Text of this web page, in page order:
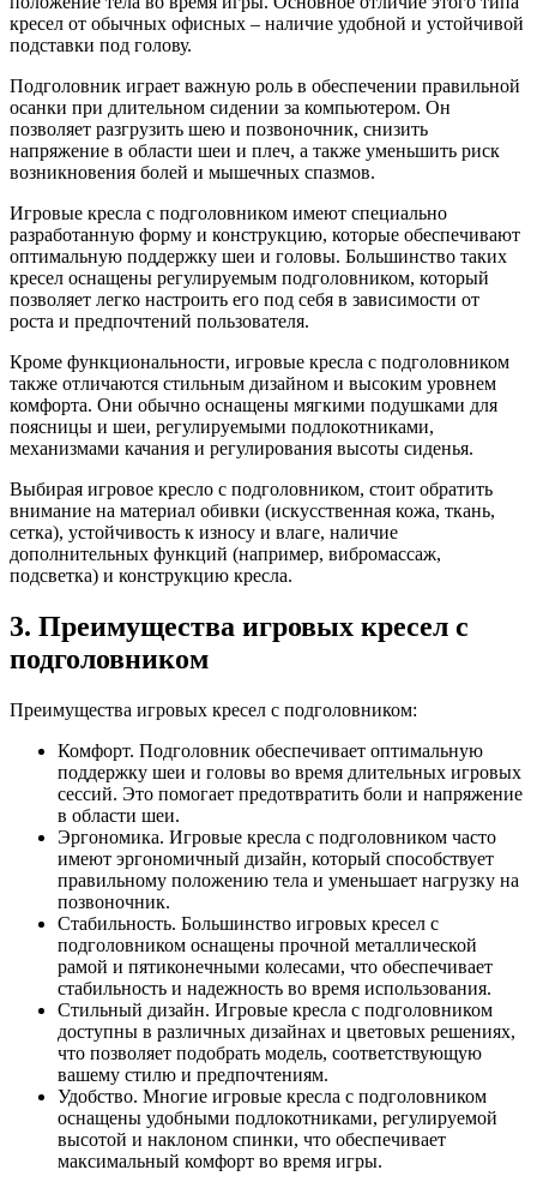
кресел от обычных офисных – наличие удобной и устойчивой
подставки под голову.
Подголовник играет важную роль в обеспечении правильной
осанки при длительном сидении за компьютером. Он
позволяет разгрузить шею и позвоночник, снизить
напряжение в области шеи и плеч, а также уменьшить риск
возникновения болей и мышечных спазмов.
Игровые кресла с подголовником имеют специально
разработанную форму и конструкцию, которые обеспечивают
оптимальную поддержку шеи и головы. Большинство таких
кресел оснащены регулируемым подголовником, который
позволяет легко настроить его под себя в зависимости от
роста и предпочтений пользователя.
Кроме функциональности, игровые кресла с подголовником
также отличаются стильным дизайном и высоким уровнем
комфорта. Они обычно оснащены мягкими подушками для
поясницы и шеи, регулируемыми подлокотниками,
механизмами качания и регулирования высоты сиденья.
Выбирая игровое кресло с подголовником, стоит обратить
внимание на материал обивки (искусственная кожа, ткань,
сетка), устойчивость к износу и влаге, наличие
дополнительных функций (например, вибромассаж,
подсветка) и конструкцию кресла.
3. Преимущества игровых кресел с
подголовником
Преимущества игровых кресел с подголовником:
Комфорт. Подголовник обеспечивает оптимальную
поддержку шеи и головы во время длительных игровых
сессий. Это помогает предотвратить боли и напряжение
в области шеи.
Эргономика. Игровые кресла с подголовником часто
имеют эргономичный дизайн, который способствует
правильному положению тела и уменьшает нагрузку на
позвоночник.
Стабильность. Большинство игровых кресел с
подголовником оснащены прочной металлической
рамой и пятиконечными колесами, что обеспечивает
стабильность и надежность во время использования.
Стильный дизайн. Игровые кресла с подголовником
доступны в различных дизайнах и цветовых решениях,
что позволяет подобрать модель, соответствующую
вашему стилю и предпочтениям.
Удобство. Многие игровые кресла с подголовником
оснащены удобными подлокотниками, регулируемой
высотой и наклоном спинки, что обеспечивает
максимальный комфорт во время игры.